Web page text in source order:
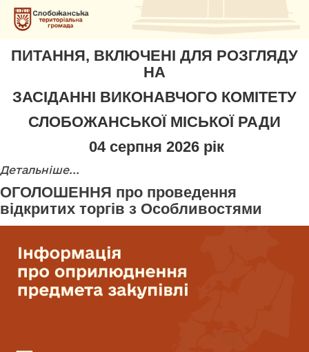
ПИТАННЯ, ВКЛЮЧЕНІ ДЛЯ РОЗГЛЯДУ
НА
ЗАСІДАННІ ВИКОНАВЧОГО КОМІТЕТУ
СЛОБОЖАНСЬКОЇ МІСЬКОЇ РАДИ
04 серпня 2026 рік
Детальніше...
ОГОЛОШЕННЯ про проведення
відкритих торгів з Особливостями